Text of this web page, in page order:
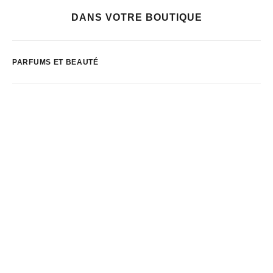
DANS VOTRE BOUTIQUE
PARFUMS ET BEAUTÉ